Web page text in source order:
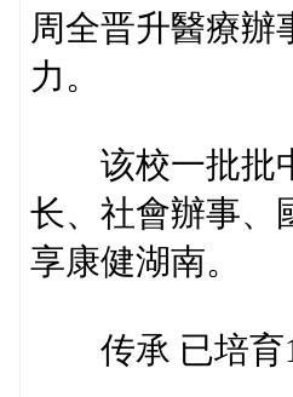
周全晋升醫療辦
力。
该校一批批中
长、社會辦事、
享康健湖南。
传承 已培育